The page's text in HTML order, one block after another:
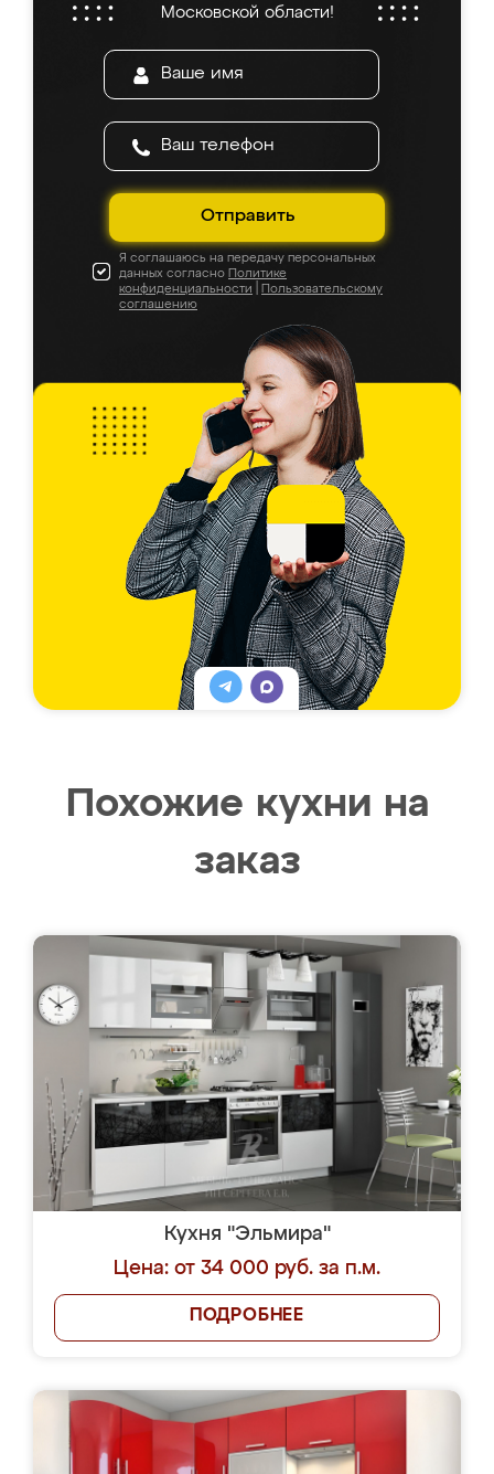
Московской области!
Отправить
Я соглашаюсь на передачу персональных
данных согласно Политике
конфиденциальности
Пользовательскому
соглашению
Похожие кухни на
заказ
Кухня "Эльмира"
Цена: от 34 000 руб. за п.м.
ПОДРОБНЕЕ